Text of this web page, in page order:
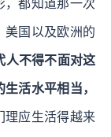
，都知道那一次
美国以及欧洲的
人不得不面对这
活水平相当，
理应生活得越来